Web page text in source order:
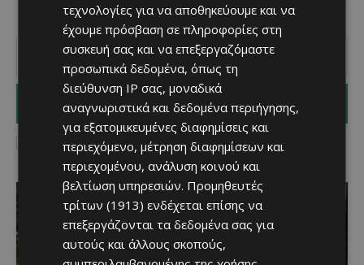
I WANT IN
I've read and accept thePrivacy Policy.
τεχνολογίες για να αποθηκεύουμε και να
έχουμε πρόσβαση σε πληροφορίες στη
συσκευή σας και να επεξεργαζόμαστε
προσωπικά δεδομένα, όπως τη
διεύθυνση IP σας, μοναδικά
αναγνωριστικά και δεδομένα περιήγησης,
για εξατομικευμένες διαφημίσεις και
περιεχόμενο, μέτρηση διαφημίσεων και
περιεχομένου, ανάλυση κοινού και
βελτίωση υπηρεσιών. Προμηθευτές
τρίτων (1913) ενδέχεται επίσης να
επεξεργάζονται τα δεδομένα σας για
αυτούς και άλλους σκοπούς,